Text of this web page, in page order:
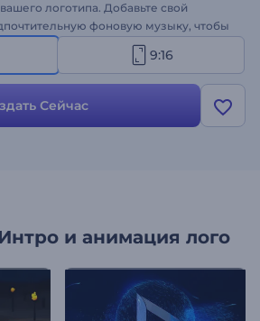
логотипа. Добавьте свой
фоновую музыку, чтобы
презентацию логотипа.
кинематографических презентаций,
Создайте сейчас и сделайте свой
9:16
Сейчас
и анимация лого